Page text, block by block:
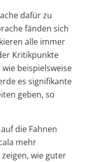
dafür zu
fänden sich
alle immer
Kritikpunkte
beispielsweise
es signifikante
geben, so
die Fahnen
mehr
wie guter